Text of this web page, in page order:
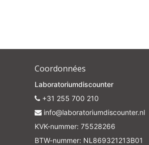
Coordonnées
Laboratoriumdiscounter
+31 255 700 210
info@laboratoriumdiscounter.nl
KVK-nummer: 75528266
BTW-nummer: NL869321213B01